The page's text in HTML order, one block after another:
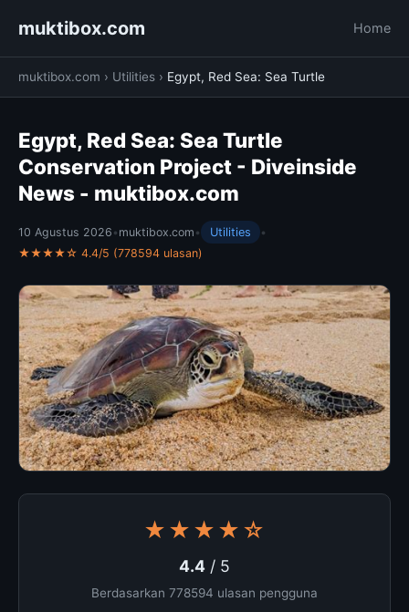
muktibox.com Home
muktibox.com › Utilities › Egypt, Red Sea: Sea Turtle
Egypt, Red Sea: Sea Turtle
Conservation Project - Diveinside
News - muktibox.com
10 Agustus 2026 • muktibox.com • Utilities
•
★★★★☆ 4.4/5 (778594 ulasan)
★★★★☆
4.4 / 5
Berdasarkan 778594 ulasan pengguna